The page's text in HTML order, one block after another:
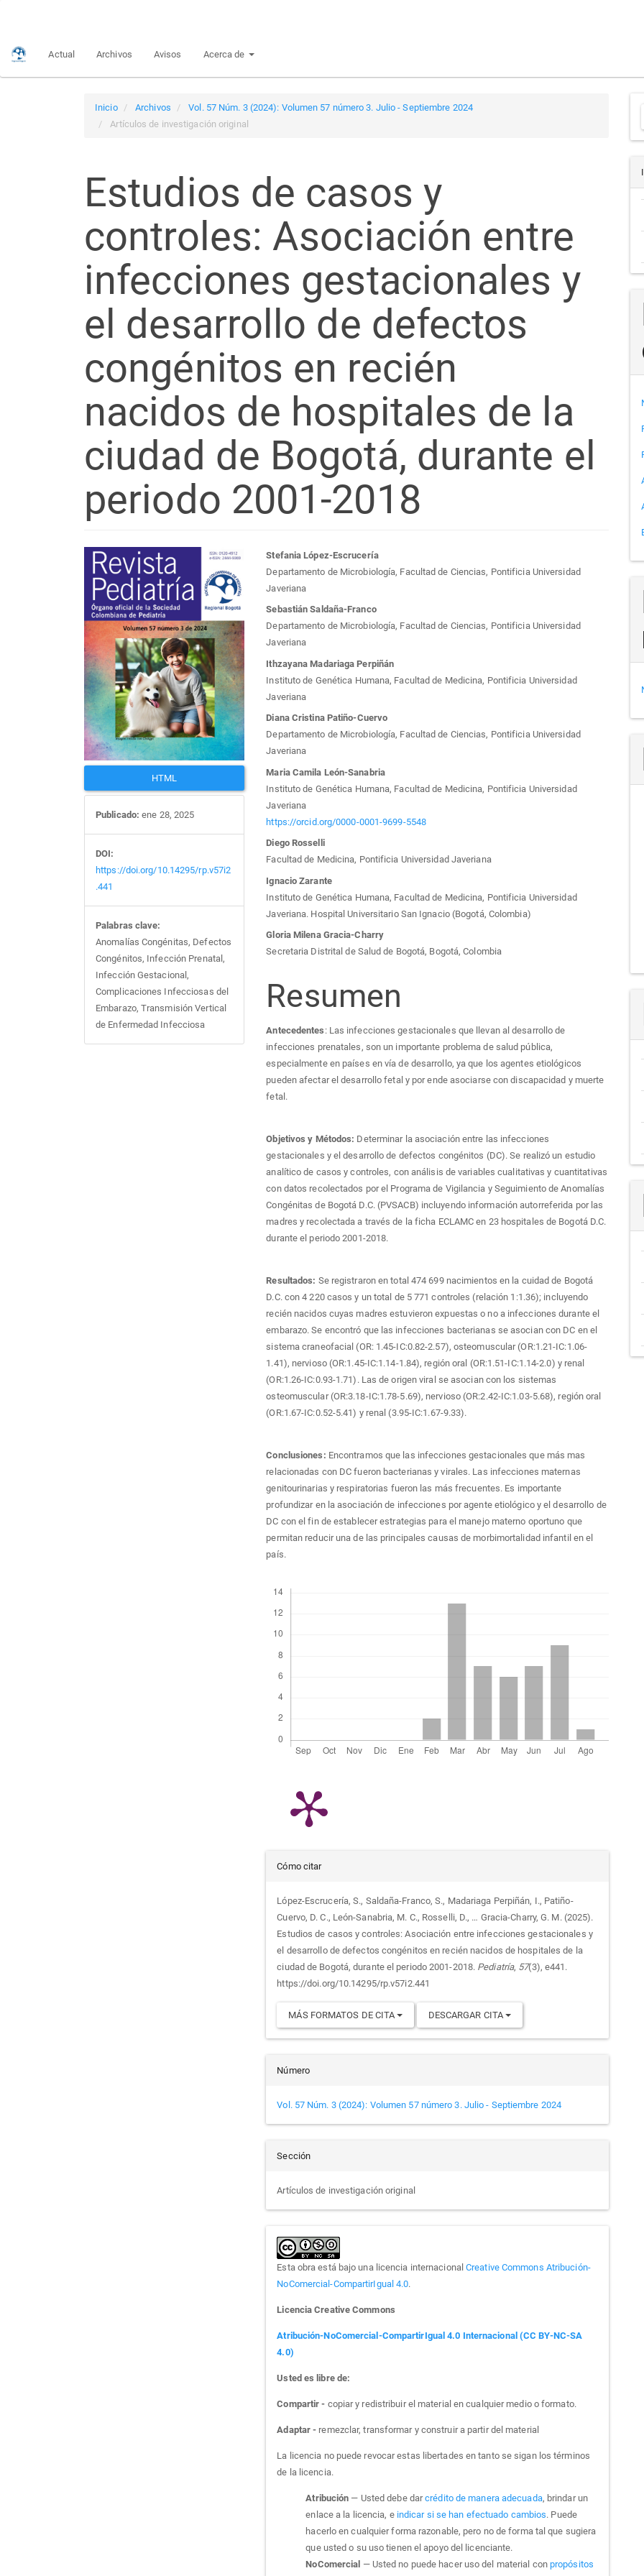
principalActual Archivos Avisos Acerca de
Inicio Archivos
Vol. 57 Núm. 3 (2024): Volumen 57 número 3. Julio - Septiembre 2024
Artículos de investigación original
Estudios de casos y
controles: Asociación entre
infecciones gestacionales y
el desarrollo de defectos
congénitos en recién
nacidos de hospitales de la
ciudad de Bogotá, durante el
periodo 2001-2018
Barra
lateral
del
artículo
HTML
Publicado: ene 28, 2025
DOI:
https://doi.org/10.14295/rp.v57i2
.441
Palabras clave:
Anomalías Congénitas, Defectos
Congénitos, Infección Prenatal,
Infección Gestacional,
Complicaciones Infecciosas del
Embarazo, Transmisión Vertical
de Enfermedad Infecciosa
Contenido
principal
del
artículo
Stefania López-Escrucería
Departamento de Microbiología, Facultad de Ciencias, Pontificia Universidad
Javeriana
Sebastián Saldaña-Franco
Departamento de Microbiología, Facultad de Ciencias, Pontificia Universidad
Javeriana
Ithzayana Madariaga Perpiñán
Instituto de Genética Humana, Facultad de Medicina, Pontificia Universidad
Javeriana
Diana Cristina Patiño-Cuervo
Departamento de Microbiología, Facultad de Ciencias, Pontificia Universidad
Javeriana
Maria Camila León-Sanabria
Instituto de Genética Humana, Facultad de Medicina, Pontificia Universidad
Javeriana
https://orcid.org/0000-0001-9699-5548
Diego Rosselli
Facultad de Medicina, Pontificia Universidad Javeriana
Ignacio Zarante
Instituto de Genética Humana, Facultad de Medicina, Pontificia Universidad
Javeriana. Hospital Universitario San Ignacio (Bogotá, Colombia)
Gloria Milena Gracia-Charry
Secretaria Distrital de Salud de Bogotá, Bogotá, Colombia
Resumen
Antecedentes : Las infecciones gestacionales que llevan al desarrollo de
infecciones prenatales, son un importante problema de salud pública,
especialmente en países en vía de desarrollo, ya que los agentes etiológicos
pueden afectar el desarrollo fetal y por ende asociarse con discapacidad y muerte
fetal.
Objetivos y Métodos: Determinar la asociación entre las infecciones
gestacionales y el desarrollo de defectos congénitos (DC). Se realizó un estudio
analítico de casos y controles, con análisis de variables cualitativas y cuantitativas
con datos recolectados por el Programa de Vigilancia y Seguimiento de Anomalías
Congénitas de Bogotá D.C. (PVSACB) incluyendo información autorreferida por las
madres y recolectada a través de la ficha ECLAMC en 23 hospitales de Bogotá D.C.
durante el periodo 2001-2018.
Resultados: Se registraron en total 474 699 nacimientos en la cuidad de Bogotá
D.C. con 4 220 casos y un total de 5 771 controles (relación 1:1.36); incluyendo
recién nacidos cuyas madres estuvieron expuestas o no a infecciones durante el
embarazo. Se encontró que las infecciones bacterianas se asocian con DC en el
sistema craneofacial (OR: 1.45-IC:0.82-2.57), osteomuscular (OR:1.21-IC:1.06-
1.41), nervioso (OR:1.45-IC:1.14-1.84), región oral (OR:1.51-IC:1.14-2.0) y renal
(OR:1.26-IC:0.93-1.71). Las de origen viral se asocian con los sistemas
osteomuscular (OR:3.18-IC:1.78-5.69), nervioso (OR:2.42-IC:1.03-5.68), región oral
(OR:1.67-IC:0.52-5.41) y renal (3.95-IC:1.67-9.33).
Conclusiones: Encontramos que las infecciones gestacionales que más mas
relacionadas con DC fueron bacterianas y virales. Las infecciones maternas
genitourinarias y respiratorias fueron las más frecuentes. Es importante
profundizar en la asociación de infecciones por agente etiológico y el desarrollo de
DC con el fin de establecer estrategias para el manejo materno oportuno que
permitan reducir una de las principales causas de morbimortalidad infantil en el
país.
Detalles
del
artículo
Cómo citar
López-Escrucería, S., Saldaña-Franco, S., Madariaga Perpiñán, I., Patiño-
Cuervo, D. C., León-Sanabria, M. C., Rosselli, D., … Gracia-Charry, G. M. (2025).
Estudios de casos y controles: Asociación entre infecciones gestacionales y
el desarrollo de defectos congénitos en recién nacidos de hospitales de la
ciudad de Bogotá, durante el periodo 2001-2018. Pediatría, 57(3), e441.
https://doi.org/10.14295/rp.v57i2.441
MÁS FORMATOS DE CITA DESCARGAR CITA
Número
Vol. 57 Núm. 3 (2024): Volumen 57 número 3. Julio - Septiembre 2024
Sección
Artículos de investigación original
Esta obra está bajo una licencia internacionalCreative Commons Atribución-
NoComercial-CompartirIgual 4.0.
Licencia Creative Commons
Atribución-NoComercial-CompartirIgual 4.0 Internacional (CC BY-NC-SA
4.0)
Usted es libre de:
Compartir - copiar y redistribuir el material en cualquier medio o formato.
Adaptar - remezclar, transformar y construir a partir del material
La licencia no puede revocar estas libertades en tanto se sigan los términos
de la licencia.
Atribución — Usted debe darcrédito de manera adecuada, brindar un
enlace a la licencia, e indicar si se han efectuado cambios. Puede
hacerlo en cualquier forma razonable, pero no de forma tal que sugiera
que usted o su uso tienen el apoyo del licenciante.
NoComercial — Usted no puede hacer uso del material con propósitos